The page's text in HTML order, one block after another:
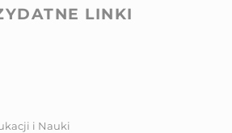
LINKI
i Nauki